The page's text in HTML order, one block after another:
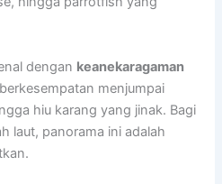
dengan keanekaragaman
menjumpai
hiu karang yang jinak. Bagi
laut, panorama ini adalah